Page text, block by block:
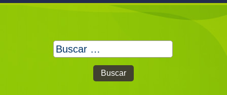
Buscar: